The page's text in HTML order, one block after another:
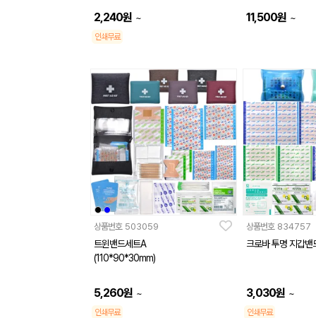
2,240원 ~
인쇄무료
11,500원 ~
상품번호 503059
트윈밴드세트A
(110*90*30mm)
5,260원 ~
인쇄무료
상품번호 834757
크로바 투명 지갑밴
3,030원 ~
인쇄무료